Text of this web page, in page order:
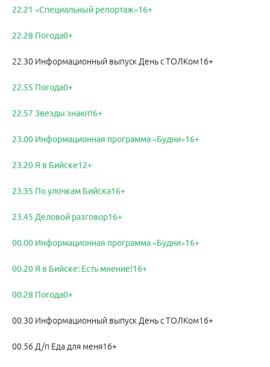
22.21 «Специальный репортаж»16+
22.28 Погода0+
22.30 Информационный выпуск День с ТОЛКом16+
22.55 Погода0+
22.57 Звезды знают!6+
23.00 Информационная программа «Будни»16+
23.20 Я в Бийске12+
23.35 По улочкам Бийска16+
23.45 Деловой разговор16+
00.00 Информационная программа «Будни»16+
00.20 Я в Бийске: Есть мнение!16+
00.28 Погода0+
00.30 Информационный выпуск День с ТОЛКом16+
00.56 Д/п Еда для меня16+